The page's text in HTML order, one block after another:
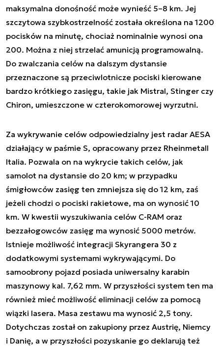
maksymalna donośność może wynieść 5–8 km. Jej
szczytowa szybkostrzelność została określona na 1200
pocisków na minutę, chociaż nominalnie wynosi ona
200. Można z niej strzelać amunicją programowalną.
Do zwalczania celów na dalszym dystansie
przeznaczone są przeciwlotnicze pociski kierowane
bardzo krótkiego zasięgu, takie jak Mistral, Stinger czy
Chiron, umieszczone w czterokomorowej wyrzutni.
Za wykrywanie celów odpowiedzialny jest radar AESA
działający w paśmie S, opracowany przez Rheinmetall
Italia. Pozwala on na wykrycie takich celów, jak
samolot na dystansie do 20 km; w przypadku
śmigłowców zasięg ten zmniejsza się do 12 km, zaś
jeżeli chodzi o pociski rakietowe, ma on wynosić 10
km. W kwestii wyszukiwania celów C-RAM oraz
bezzałogowców zasięg ma wynosić 5000 metrów.
Istnieje możliwość integracji Skyrangera 30 z
dodatkowymi systemami wykrywającymi. Do
samoobrony pojazd posiada uniwersalny karabin
maszynowy kal. 7,62 mm. W przyszłości system ten ma
również mieć możliwość eliminacji celów za pomocą
wiązki lasera. Masa zestawu ma wynosić 2,5 tony.
Dotychczas został on zakupiony przez Austrię, Niemcy
i Danię, a w przyszłości pozyskanie go deklarują też